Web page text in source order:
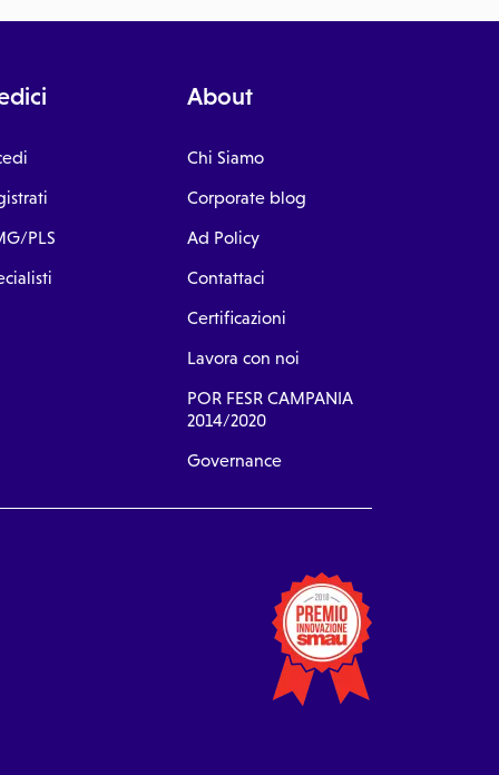
PLS
About
Chi Siamo
Corporate blog
Ad Policy
Contattaci
Certificazioni
Lavora con noi
POR FESR CAMPANIA
2014/2020
Governance